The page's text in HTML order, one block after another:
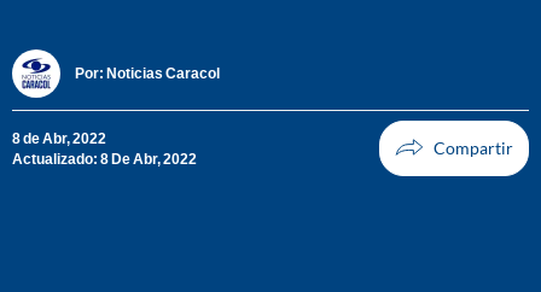
Por: Noticias Caracol
8 de Abr, 2022
Actualizado: 8 De Abr, 2022